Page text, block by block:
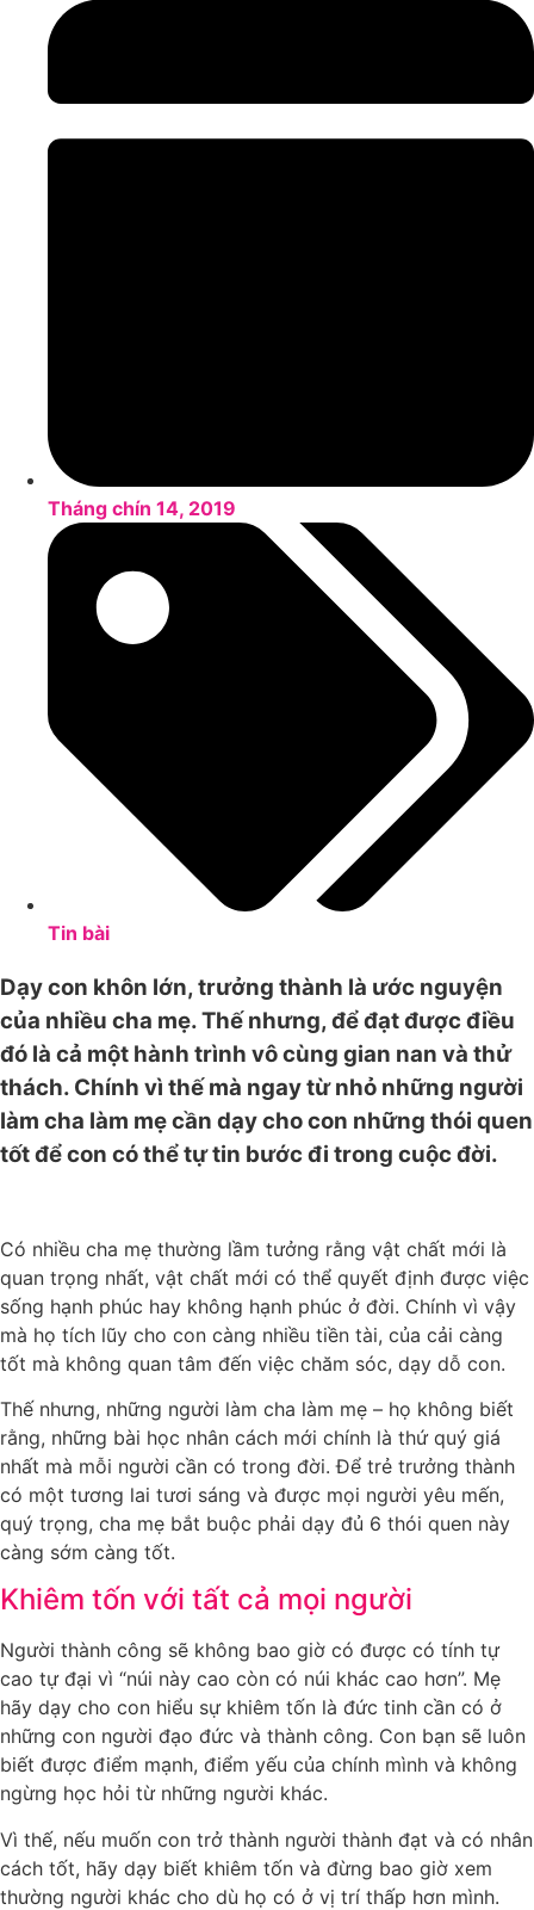
Tháng chín 14, 2019
Tin bài
Dạy con khôn lớn, trưởng thành là ước nguyện
của nhiều cha mẹ. Thế nhưng, để đạt được điều
đó là cả một hành trình vô cùng gian nan và thử
thách. Chính vì thế mà ngay từ nhỏ những người
làm cha làm mẹ cần dạy cho con những thói quen
tốt để con có thể tự tin bước đi trong cuộc đời.
Có nhiều cha mẹ thường lầm tưởng rằng vật chất mới là
quan trọng nhất, vật chất mới có thể quyết định được việc
sống hạnh phúc hay không hạnh phúc ở đời. Chính vì vậy
mà họ tích lũy cho con càng nhiều tiền tài, của cải càng
tốt mà không quan tâm đến việc chăm sóc, dạy dỗ con.
Thế nhưng, những người làm cha làm mẹ – họ không biết
rằng, những bài học nhân cách mới chính là thứ quý giá
nhất mà mỗi người cần có trong đời. Để trẻ trưởng thành
có một tương lai tươi sáng và được mọi người yêu mến,
quý trọng, cha mẹ bắt buộc phải dạy đủ 6 thói quen này
càng sớm càng tốt.
Khiêm tốn với tất cả mọi người
Người thành công sẽ không bao giờ có được có tính tự
cao tự đại vì “núi này cao còn có núi khác cao hơn”. Mẹ
hãy dạy cho con hiểu sự khiêm tốn là đức tinh cần có ở
những con người đạo đức và thành công. Con bạn sẽ luôn
biết được điểm mạnh, điểm yếu của chính mình và không
ngừng học hỏi từ những người khác.
Vì thế, nếu muốn con trở thành người thành đạt và có nhân
cách tốt, hãy dạy biết khiêm tốn và đừng bao giờ xem
thường người khác cho dù họ có ở vị trí thấp hơn mình.